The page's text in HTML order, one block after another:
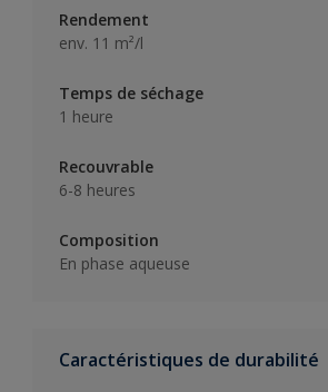
Rendement
env. 11 m²/l
Temps de séchage
1 heure
Recouvrable
6-8 heures
Composition
En phase aqueuse
Caractéristiques de durabilité